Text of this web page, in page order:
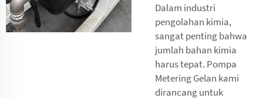
Dalam industri
pengolahan kimia,
sangat penting bahwa
jumlah bahan kimia
harus tepat. Pompa
Metering Gelan kami
dirancang untuk